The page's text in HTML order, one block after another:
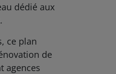
dédié aux
ce plan
de
agences